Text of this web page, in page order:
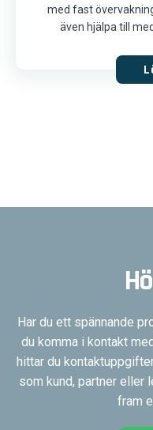
med fast
även hjälpa till
Har du ett spännande
du komma i kontakt
hittar du
som kund, partner eller
fram